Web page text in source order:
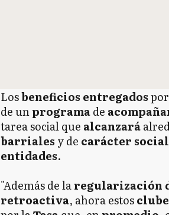
Losbeneficios entregados
de unprogramade
tarea social que alcanzará
barriales y de carácter social
entidades.
"Además de laregularización
retroactiva, ahora estos